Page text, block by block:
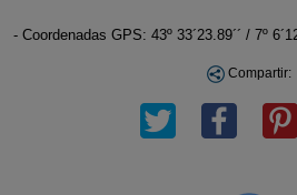
- Coordenadas GPS: 43º 33´23.89´´ / 7º
Compartir: